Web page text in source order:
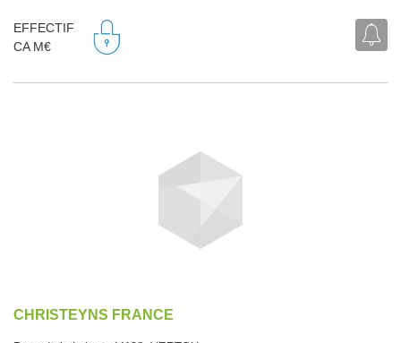
EFFECTIF
CA M€
CHRISTEYNS FRANCE